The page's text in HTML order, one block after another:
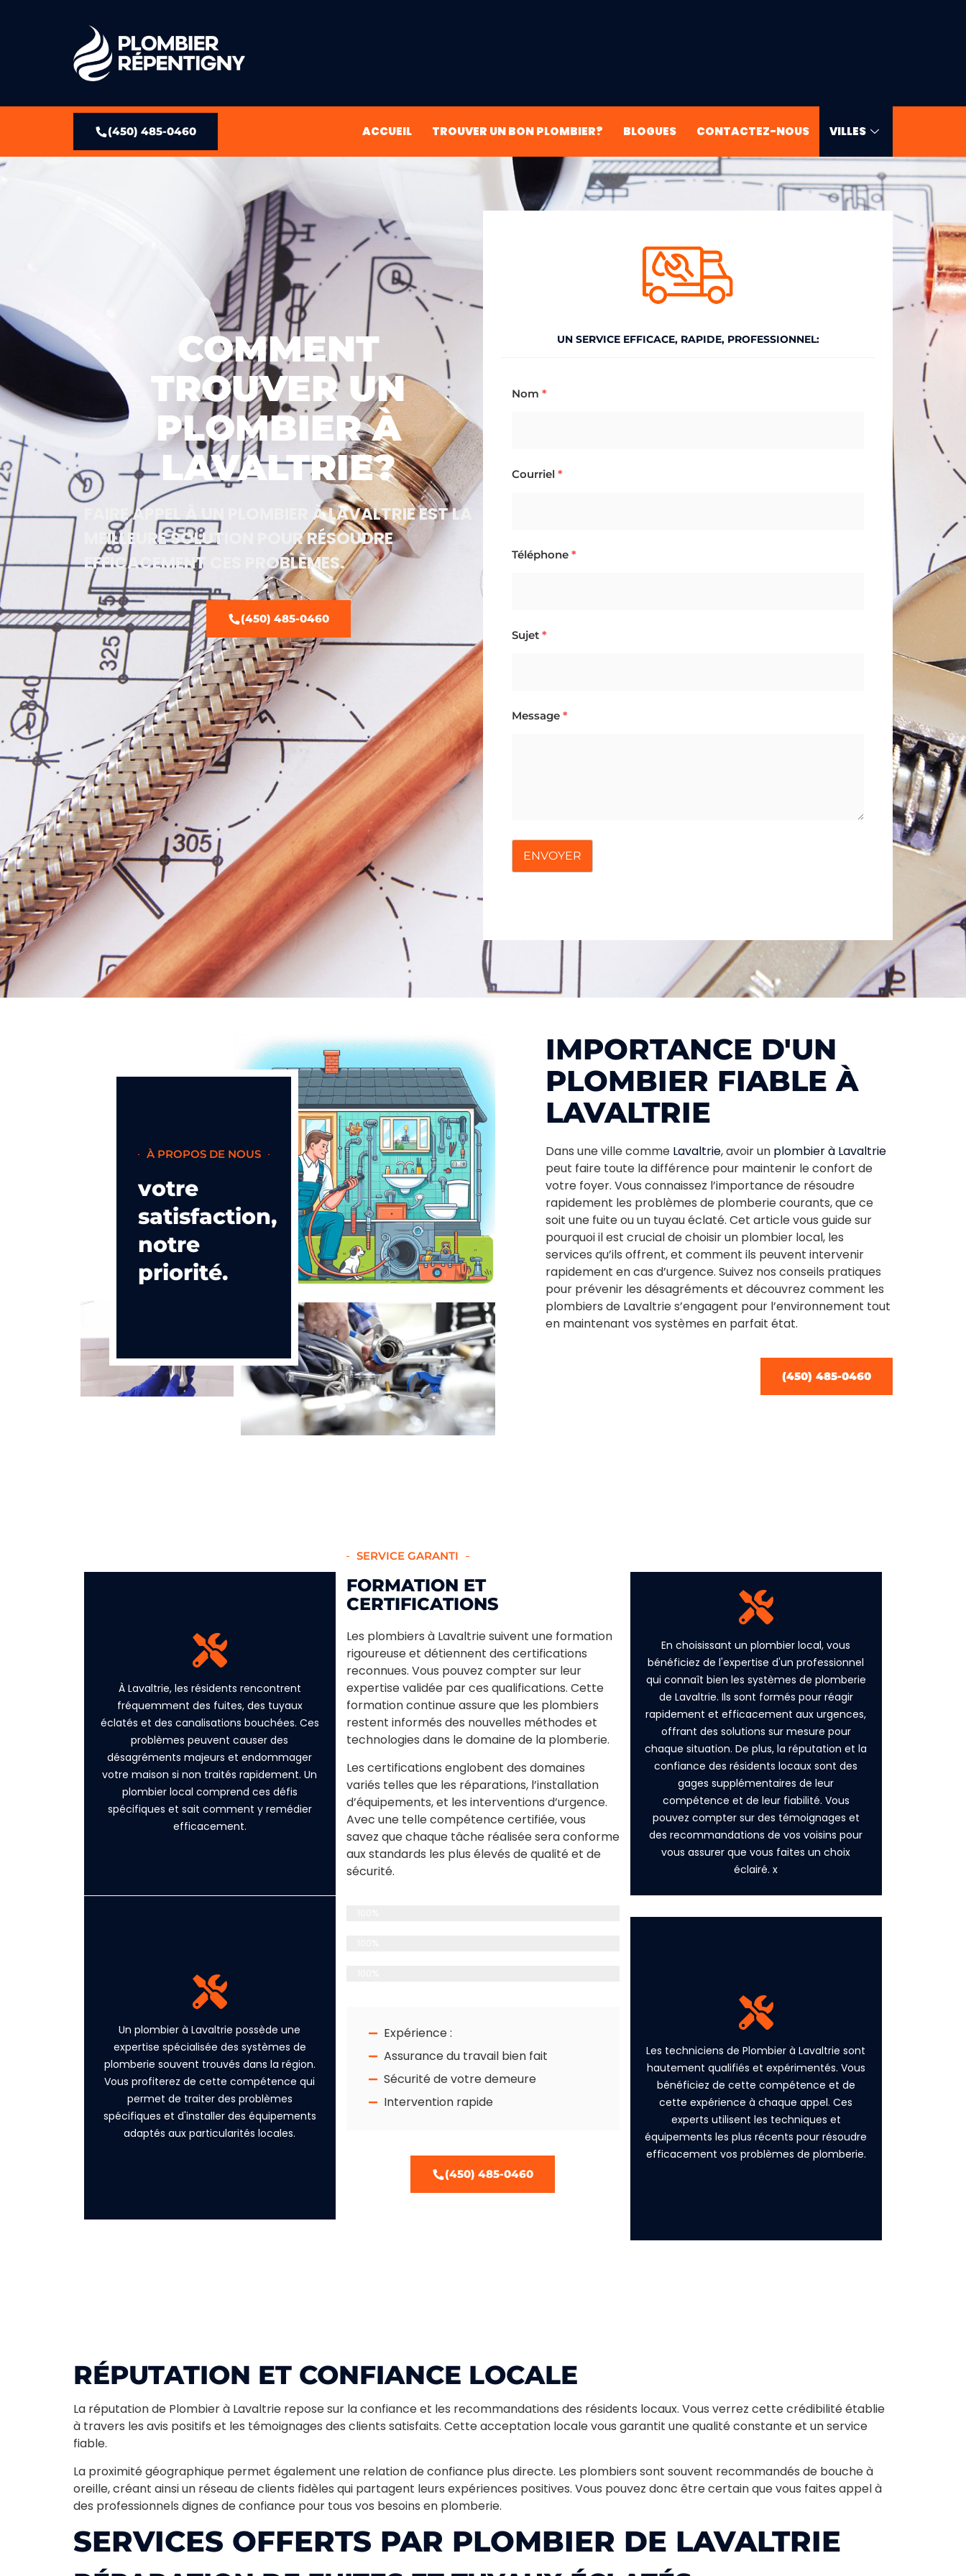
(450) 485-0460 ACCUEIL TROUVER UN BON PLOMBIER? BLOGUES CONTACTEZ-NOUS VILLES
COMMENT
TROUVER UN
PLOMBIER À
LAVALTRIE?
FAIRE APPEL À UN PLOMBIER À LAVALTRIE EST LA
MEILLEURE SOLUTION POUR RÉSOUDRE
EFFICACEMENT CES PROBLÈMES.
(450) 485-0460
UN SERVICE EFFICACE, RAPIDE, PROFESSIONNEL:​
Nom *
Courriel *
Téléphone *
Sujet *
Message *
ENVOYER
À PROPOS DE NOUS
votre
satisfaction,
notre
priorité.
IMPORTANCE D'UN
PLOMBIER FIABLE À
LAVALTRIE
Dans une ville comme Lavaltrie, avoir un plombier à Lavaltrie
peut faire toute la différence pour maintenir le confort de
votre foyer. Vous connaissez l’importance de résoudre
rapidement les problèmes de plomberie courants, que ce
soit une fuite ou un tuyau éclaté. Cet article vous guide sur
pourquoi il est crucial de choisir un plombier local, les
services qu’ils offrent, et comment ils peuvent intervenir
rapidement en cas d’urgence. Suivez nos conseils pratiques
pour prévenir les désagréments et découvrez comment les
plombiers de Lavaltrie s’engagent pour l’environnement tout
en maintenant vos systèmes en parfait état.
(450) 485-0460
À Lavaltrie, les résidents rencontrent
fréquemment des fuites, des tuyaux
éclatés et des canalisations bouchées. Ces
problèmes peuvent causer des
désagréments majeurs et endommager
votre maison si non traités rapidement. Un
plombier local comprend ces défis
spécifiques et sait comment y remédier
efficacement.
Opter pour un plombier de Lavaltrie vous
assure une connaissance approfondie des
infrastructures locales et des particularités
des systèmes de plomberie. Les techniciens
locaux possèdent la formation et les
certifications nécessaires pour garantir un
travail de qualité.
(450) 485-0460
Un plombier à Lavaltrie possède une
expertise spécialisée des systèmes de
plomberie souvent trouvés dans la région.
Vous profiterez de cette compétence qui
permet de traiter des problèmes
spécifiques et d'installer des équipements
adaptés aux particularités locales.
tuyaux éclatés et autres soucis liés aux
locale vous assure un service personnalisé
et efficace à chaque intervention.
(450) 485-0460
SERVICE GARANTI
FORMATION ET
CERTIFICATIONS
Les plombiers à Lavaltrie suivent une formation
rigoureuse et détiennent des certifications
reconnues. Vous pouvez compter sur leur
expertise validée par ces qualifications. Cette
formation continue assure que les plombiers
restent informés des nouvelles méthodes et
technologies dans le domaine de la plomberie.
Les certifications englobent des domaines
variés telles que les réparations, l’installation
d’équipements, et les interventions d’urgence.
Avec une telle compétence certifiée, vous
savez que chaque tâche réalisée sera conforme
aux standards les plus élevés de qualité et de
sécurité.
Expérience :
Assurance du travail bien fait
Sécurité de votre demeure
Intervention rapide
(450) 485-0460
En choisissant un plombier local, vous
bénéficiez de l'expertise d'un professionnel
qui connaît bien les systèmes de plomberie
de Lavaltrie. Ils sont formés pour réagir
rapidement et efficacement aux urgences,
offrant des solutions sur mesure pour
chaque situation. De plus, la réputation et la
confiance des résidents locaux sont des
gages supplémentaires de leur
compétence et de leur fiabilité. Vous
pouvez compter sur des témoignages et
des recommandations de vos voisins pour
vous assurer que vous faites un choix
éclairé. x
une identification rapide et efficace des
problèmes de plomberie spécifiques à votre
dans les systèmes locaux et peut ainsi
éviter des délais inutiles dans les
réparations.
(450) 485-0460
Les techniciens de Plombier à Lavaltrie sont
hautement qualifiés et expérimentés. Vous
bénéficiez de cette compétence et de
cette expérience à chaque appel. Ces
experts utilisent les techniques et
équipements les plus récents pour résoudre
efficacement vos problèmes de plomberie.
vous offrant une tranquillité d'esprit totale.
RÉPUTATION ET CONFIANCE LOCALE
La réputation de Plombier à Lavaltrie repose sur la confiance et les recommandations des résidents locaux. Vous verrez cette crédibilité établie
à travers les avis positifs et les témoignages des clients satisfaits. Cette acceptation locale vous garantit une qualité constante et un service
fiable.
La proximité géographique permet également une relation de confiance plus directe. Les plombiers sont souvent recommandés de bouche à
oreille, créant ainsi un réseau de clients fidèles qui partagent leurs expériences positives. Vous pouvez donc être certain que vous faites appel à
des professionnels dignes de confiance pour tous vos besoins en plomberie.
SERVICES OFFERTS PAR PLOMBIER DE LAVALTRIE